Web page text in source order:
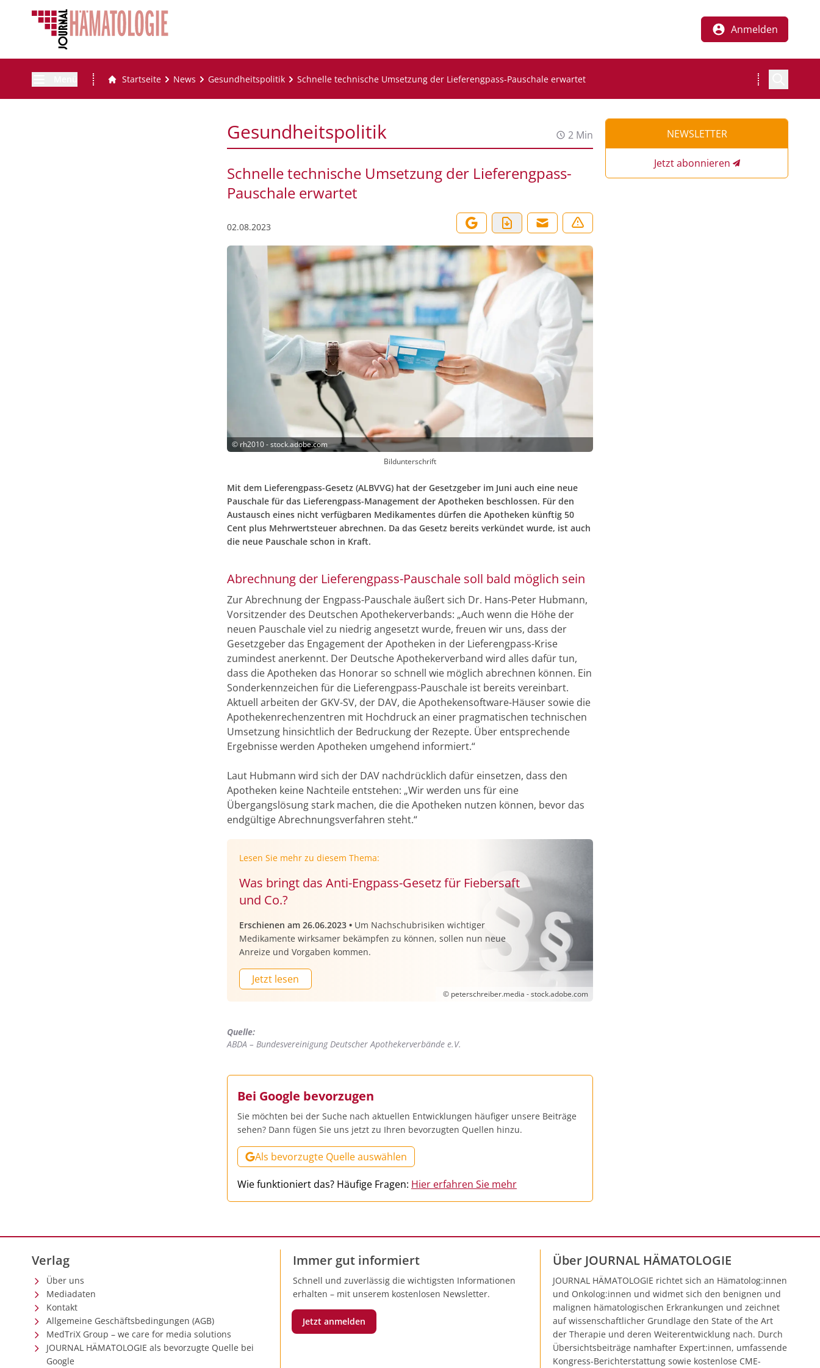
Anmelden
Startseite News Gesundheitspolitik Schnelle technische Umsetzung der Lieferengpass-Pauschale erwartet
Gesundheitspolitik 2 Min
Schnelle technische Umsetzung der Lieferengpass-
Pauschale erwartet
02.08.2023
©rh2010 - stock.adobe.com
Bildunterschrift
Mit dem Lieferengpass-Gesetz (ALBVVG) hat der Gesetzgeber im Juni auch eine neue
Pauschale für das Lieferengpass-Management der Apotheken beschlossen. Für den
Austausch eines nicht verfügbaren Medikamentes dürfen die Apotheken künftig 50
Cent plus Mehrwertsteuer abrechnen. Da das Gesetz bereits verkündet wurde, ist auch
die neue Pauschale schon in Kraft.
Abrechnung der Lieferengpass-Pauschale soll bald möglich sein
Zur Abrechnung der Engpass-Pauschale äußert sich Dr. Hans-Peter Hubmann,
Vorsitzender des Deutschen Apothekerverbands: „Auch wenn die Höhe der
neuen Pauschale viel zu niedrig angesetzt wurde, freuen wir uns, dass der
Gesetzgeber das Engagement der Apotheken in der Lieferengpass-Krise
zumindest anerkennt. Der Deutsche Apothekerverband wird alles dafür tun,
dass die Apotheken das Honorar so schnell wie möglich abrechnen können. Ein
Sonderkennzeichen für die Lieferengpass-Pauschale ist bereits vereinbart.
Aktuell arbeiten der GKV-SV, der DAV, die Apothekensoftware-Häuser sowie die
Apothekenrechenzentren mit Hochdruck an einer pragmatischen technischen
Umsetzung hinsichtlich der Bedruckung der Rezepte. Über entsprechende
Ergebnisse werden Apotheken umgehend informiert.“
Laut Hubmann wird sich der DAV nachdrücklich dafür einsetzen, dass den
Apotheken keine Nachteile entstehen: „Wir werden uns für eine
Übergangslösung stark machen, die die Apotheken nutzen können, bevor das
endgültige Abrechnungsverfahren steht.“
Lesen Sie mehr zu diesem Thema:
Was bringt das Anti-Engpass-Gesetz für Fiebersaft
und Co.?
Erschienen am 26.06.2023 • Um Nachschubrisiken wichtiger
Medikamente wirksamer bekämpfen zu können, sollen nun neue
Anreize und Vorgaben kommen.
Jetzt lesen
© peterschreiber.media - stock.adobe.com
Quelle:
ABDA – Bundesvereinigung Deutscher Apothekerverbände e.V.
Bei Google bevorzugen
Sie möchten bei der Suche nach aktuellen Entwicklungen häufiger unsere Beiträge
sehen? Dann fügen Sie uns jetzt zu Ihren bevorzugten Quellen hinzu.
Als bevorzugte Quelle auswählen
Wie funktioniert das? Häufige Fragen: Hier erfahren Sie mehr
NEWSLETTER
Jetzt abonnieren
Verlag
Über uns
Mediadaten
Kontakt
Allgemeine Geschäftsbedingungen (AGB)
MedTriX Group – we care for media solutions
JOURNAL HÄMATOLOGIE als bevorzugte Quelle bei
Google
Immer gut informiert
Schnell und zuverlässig die wichtigsten Informationen
erhalten – mit unserem kostenlosen Newsletter.
Jetzt anmelden
Über JOURNAL HÄMATOLOGIE
JOURNAL HÄMATOLOGIE richtet sich an Hämatolog:innen
und Onkolog:innen und widmet sich den benignen und
malignen hämatologischen Erkrankungen und zeichnet
auf wissenschaftlicher Grundlage den State of the Art
der Therapie und deren Weiterentwicklung nach. Durch
Übersichtsbeiträge namhafter Expert:innen, umfassende
Kongress-Berichterstattung sowie kostenlose CME-